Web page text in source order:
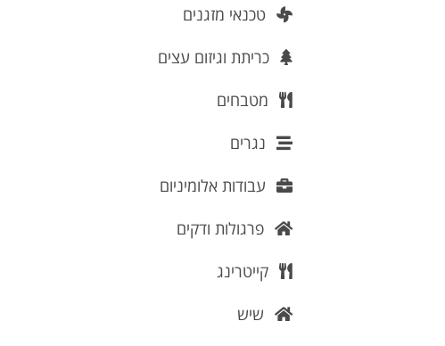
טכנאי מזגנים
כריתת וגיזום עצים
מטבחים
נגרים
עבודות אלומיניום
פרגולות ודקים
קייטרינג
שיש